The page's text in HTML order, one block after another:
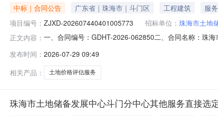
中标｜合同公告 广东省｜珠海市｜斗门区 工程建筑
服务
项目编号： ZJXD-202607440401005773 招标单位： 珠海市土地
正文内容： 一、合同编号：GDHT-2026-062850二、合同名称：珠
4楼联系方式：0756-5501590供应商（乙方）：广东南
发布时间： 2026-07-29 09:49
相关产品：
土地价格评估服务
珠海市土地储备发展中心斗门分中心其他服务直接选